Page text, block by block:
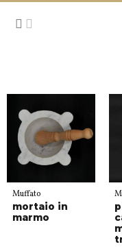
Muffato
mortaio in
marmo